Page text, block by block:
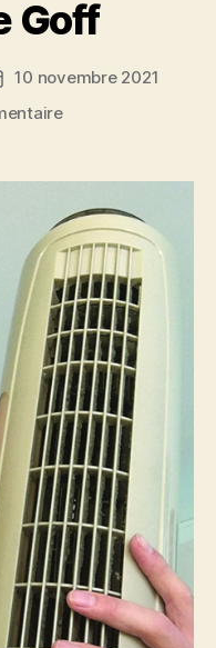
Goff
10 novembre 2021
sur
Goff